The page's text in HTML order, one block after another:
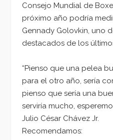
Consejo Mundial de
próximo año podría
Gennady Golovkin, uno
destacados de los
“Pienso que una pelea
para el otro año, sería
pienso que sería una
serviría mucho,
Julio César Chávez Jr.
Recomendamos: